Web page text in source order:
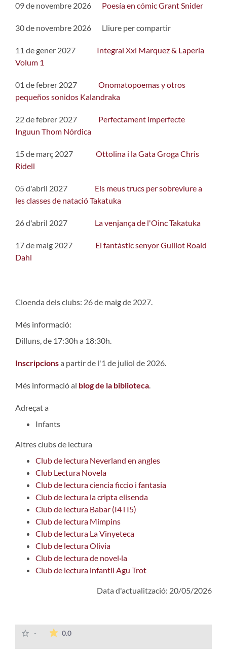
09 de novembre 2026 Poesía en cómic Grant Snider
30 de novembre 2026 Lliure per compartir
11 de gener 2027 Integral Xxl Marquez & Laperla
Volum 1
01 de febrer 2027 Onomatopoemas y otros
pequeños sonidos Kalandraka
22 de febrer 2027 Perfectament imperfecte
Inguun Thom Nórdica
15 de març 2027 Ottolina i la Gata Groga Chris
Ridell
05 d'abril 2027 Els meus trucs per sobreviure a
les classes de natació Takatuka
26 d'abril 2027 La venjança de l'Oinc Takatuka
17 de maig 2027 El fantàstic senyor Guillot Roald
Dahl
Cloenda dels clubs: 26 de maig de 2027.
Més informació:
Dilluns, de 17:30h a 18:30h.
Inscripcionsa partir de l'1 de juliol de 2026.
Més informació al blog de la biblioteca.
Adreçat a
Infants
Altres clubs de lectura
Club de lectura Neverland en angles
Club Lectura Novela
Club de lectura ciencia ficcio i fantasia
Club de lectura la cripta elisenda
Club de lectura Babar (I4 i I5)
Club de lectura Mimpins
Club de lectura La Vinyeteca
Club de lectura Olivia
Club de lectura de novel·la
Club de lectura infantil Agu Trot
Data d'actualització: 20/05/2026
- 0.0La mitjana de les valoracions és de 0 estrelles